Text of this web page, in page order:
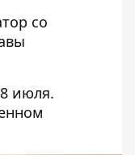
со
июля.